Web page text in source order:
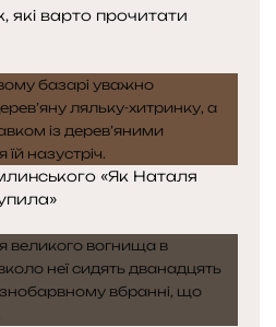
які варто прочитати
«Як Наталя